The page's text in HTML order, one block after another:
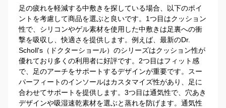
足の疲れを軽減する中敷きを探している場合、以下のポイ
ントを考慮して商品を選ぶと良いです。1つ目はクッション
性で、シリコンやゲル素材を使用した中敷きは足裏への衝
撃を吸収し、快適さを提供します。例えば、最新のDr.
Scholl's（ドクターショール）のシリーズはクッション性が
優れており多くの利用者に好評です。2つ目はフィット感
で、足のアーチをサポートするデザインが重要です。スー
パーフィートのインソールはカスタマイズ性があり、足に
合わせてサポートを提供します。3つ目は通気性で、穴あき
デザインや吸湿速乾素材を選ぶと蒸れを防げます。通気性